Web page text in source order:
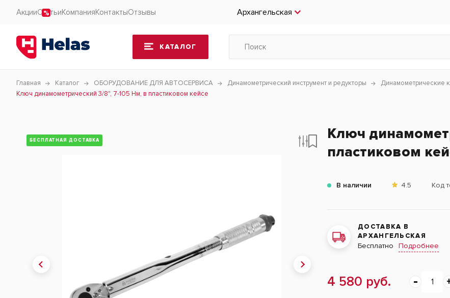
АкцииСтатьиКомпанияКонтактыОтзывы Архангельская
КАТАЛОГ
Главная Каталог ОБОРУДОВАНИЕ ДЛЯ АВТОСЕРВИСА Динамометрический инструмент и редукторы Динамометрические
Ключ динамометрический 3/8", 7-105 Нм, в пластиковом кейсе
БЕСПЛАТНАЯ ДОСТАВКА
Ключ
пластиковом
В наличии 4.5 Код
ДОСТАВКА В
АРХАНГЕЛЬСКАЯ
Бесплатно Подробнее
4 580 руб.